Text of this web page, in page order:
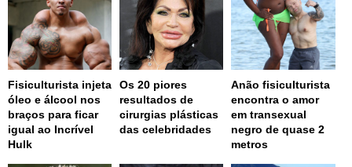
Fisiculturista injeta
óleo e álcool nos
braços para ficar
igual ao Incrível
Hulk
Os 20 piores
resultados de
cirurgias plásticas
das celebridades
Anão fisiculturista
encontra o amor
em transexual
negro de quase 2
metros